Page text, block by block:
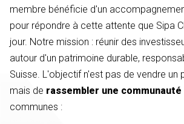
membre bénéficie d'un
pour répondre à cette attente que Sipa
jour. Notre mission : réunir des
autour d'un patrimoine durable,
Suisse. L'objectif n'est pas de vendre un
mais de rassembler une communauté
communes :